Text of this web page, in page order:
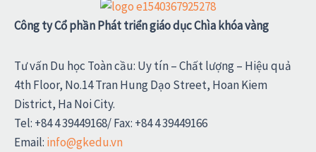
Công ty Cổ phần Phát triển giáo dục Chìa khóa vàng
Tư vấn Du học Toàn cầu: Uy tín – Chất lượng – Hiệu quả
4th Floor, No.14 Tran Hung Dạo Street, Hoan Kiem
District, Ha Noi City.
Tel: +84 4 39449168/ Fax: +84 4 39449166
Email: info@gkedu.vn